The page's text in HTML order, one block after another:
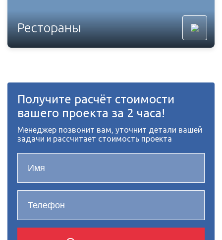
Рестораны
Получите расчёт стоимости
вашего проекта за 2 часа!
Менеджер позвонит вам, уточнит детали вашей
задачи и рассчитает стоимость проекта